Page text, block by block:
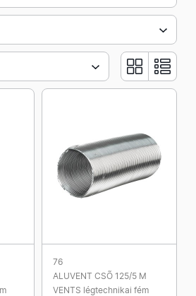
76
ALUVENT CSÕ 125/5 M
VENTS légtechnikai fém